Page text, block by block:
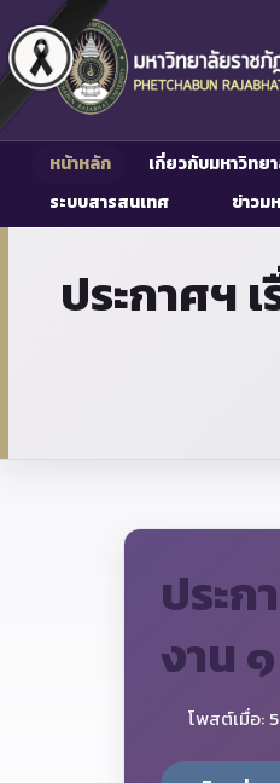
หน้าหลัก เกี่ยวกับมหาวิทย
ระบบสารสนเทศ
ข่าวม
ประกาศฯ
ประ
งาน
โพสต์เมื่อ: